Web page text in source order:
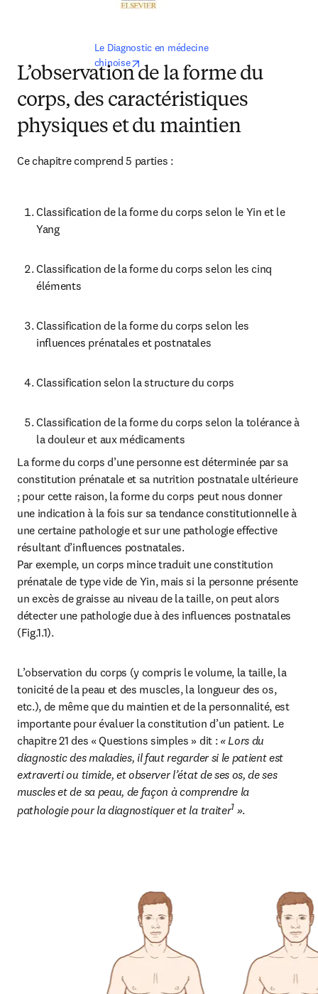
Le Diagnostic en médecine
chinoise
opens in new tab/window
L’observation de la forme du
corps, des caractéristiques
physiques et du maintien
Ce chapitre comprend 5 parties :
Classification de la forme du corps selon le Yin et le
Yang
Classification de la forme du corps selon les cinq
éléments
Classification de la forme du corps selon les
influences prénatales et postnatales
Classification selon la structure du corps
Classification de la forme du corps selon la tolérance à
la douleur et aux médicaments
La forme du corps d’une personne est déterminée par sa
constitution prénatale et sa nutrition postnatale ultérieure
; pour cette raison, la forme du corps peut nous donner
une indication à la fois sur sa tendance constitutionnelle à
une certaine pathologie et sur une pathologie effective
résultant d’influences postnatales.
Par exemple, un corps mince traduit une constitution
prénatale de type vide de Yin, mais si la personne présente
un excès de graisse au niveau de la taille, on peut alors
détecter une pathologie due à des influences postnatales
(Fig.1.1).
L’observation du corps (y compris le volume, la taille, la
tonicité de la peau et des muscles, la longueur des os,
etc.), de même que du maintien et de la personnalité, est
importante pour évaluer la constitution d’un patient. Le
chapitre 21 des « Questions simples » dit : « Lors du
diagnostic des maladies, il faut regarder si le patient est
extraverti ou timide, et observer l’état de ses os, de ses
muscles et de sa peau, de façon à comprendre la
pathologie pour la diagnostiquer et la traiter1 ».